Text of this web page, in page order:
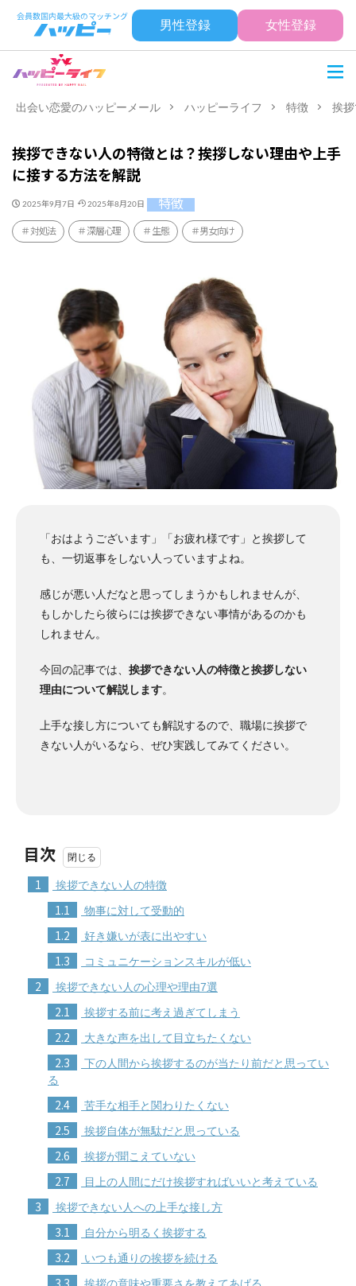
男性登録 女性登録
出会い恋愛のハッピーメール ハッピーライフ 特徴 挨
挨拶できない人の特徴とは？挨拶しない理由や上手
に接する方法を解説
2025年9月7日 2025年8月20日 特徴
対処法 深層心理 生態 男女向け
「おはようございます」「お疲れ様です」と挨拶して
も、一切返事をしない人っていますよね。
感じが悪い人だなと思ってしまうかもしれませんが、
もしかしたら彼らには挨拶できない事情があるのかも
しれません。
今回の記事では、 挨拶できない人の特徴と挨拶しない
理由について解説します。
上手な接し方についても解説するので、職場に挨拶で
きない人がいるなら、ぜひ実践してみてください。
目次
1 挨拶できない人の特徴
1.1 物事に対して受動的
1.2 好き嫌いが表に出やすい
1.3 コミュニケーションスキルが低い
2 挨拶できない人の心理や理由7選
2.1 挨拶する前に考え過ぎてしまう
2.2 大きな声を出して目立ちたくない
2.3
下の人間から挨拶するのが当たり前だと思ってい
る
2.4 苦手な相手と関わりたくない
2.5 挨拶自体が無駄だと思っている
2.6 挨拶が聞こえていない
2.7 目上の人間にだけ挨拶すればいいと考えている
3 挨拶できない人への上手な接し方
3.1 自分から明るく挨拶する
3.2 いつも通りの挨拶を続ける
3.3 挨拶の意味や重要さを教えてあげる